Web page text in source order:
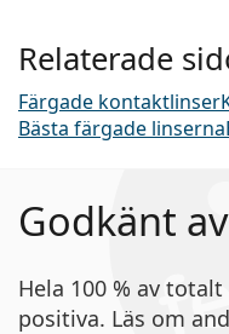
Relaterade
Färgade kontaktlinser
Bästa färgade linserna
Godkänt
Hela 100 % av
positiva. Läs om